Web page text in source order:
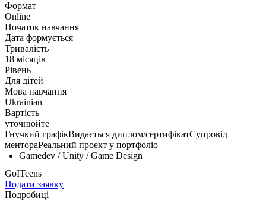
Формат
Online
Початок навчання
Дата формується
Тривалість
18 місяців
Рівень
Для дітей
Мова навчання
Ukrainian
Вартість
уточнюйте
Гнучкий графікВидається диплом/сертифікатСупровід
ментораРеальний проект у портфоліо
Gamedev / Unity / Game Design
GoITeens
Подати заявку
Подробиці